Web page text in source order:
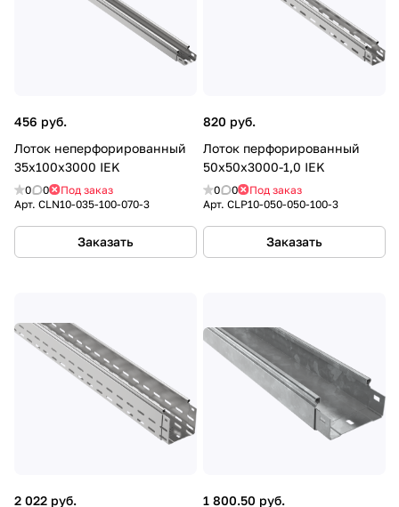
456 руб.
Лоток неперфорированный
35х100х3000 IEK
0 0
Под заказ
Арт. CLN10-035-100-070-3
Заказать
820 руб.
Лоток перфорированный
50х50х3000-1,0 IEK
0 0
Под заказ
Арт. CLP10-050-050-100-3
Заказать
2 022 руб. 1 800.50 руб.